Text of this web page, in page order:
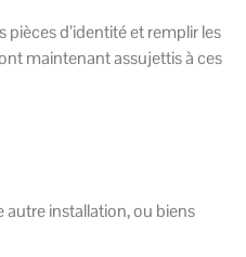
d’identité et remplir les
maintenant assujettis à ces
autre installation, ou biens